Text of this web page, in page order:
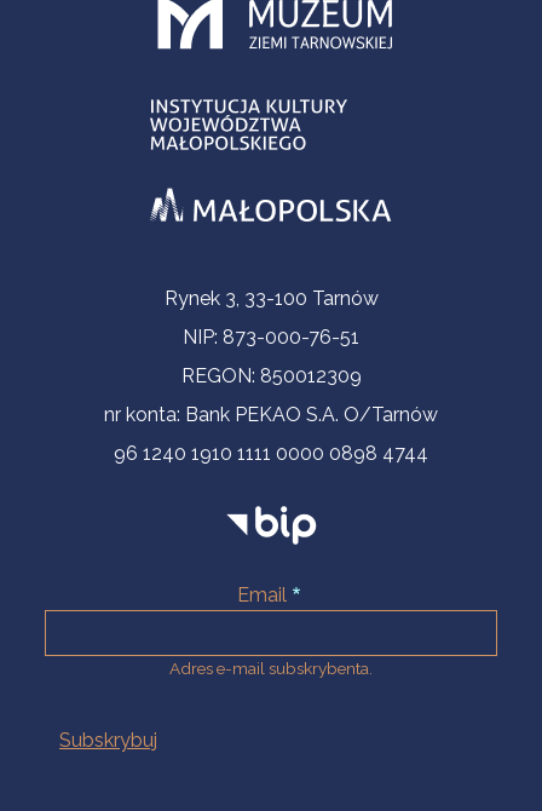
Informacje kontaktoweRynek 3, 33-100 Tarnów
NIP: 873-000-76-51
REGON: 850012309
nr konta: Bank PEKAO S.A. O/Tarnów
96 1240 1910 1111 0000 0898 4744
Email
Adres e-mail subskrybenta.